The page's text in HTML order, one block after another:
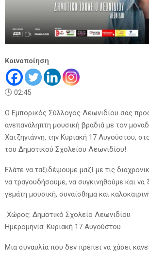
Κοινοποίηση
🕒 02:45
Ο Εμπορικός Σύλλογος Λεωνιδίου σας
ανεπανάληπτη μουσική βραδιά με τον
Χατζηγιάννη, την Κυριακή 17 Αυγούστου,
του Δημοτικού Σχολείου Λεωνιδίου!
Ελάτε να ταξιδέψουμε μαζί με τις
να τραγουδήσουμε, να συγκινηθούμε και να
γεμάτη μουσική, συναίσθημα και
Χώρος: Δημοτικό Σχολείο Λεωνιδίου
Ημερομηνία: Κυριακή 17 Αυγούστου
Μια συναυλία που δεν πρέπει να χάσει